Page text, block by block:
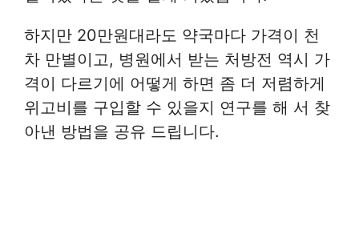
하지만 20만원대라도 약국마다 가격이 천
차 만별이고, 병원에서 받는 처방전 역시 가
격이 다르기에 어떻게 하면 좀 더 저렴하게
위고비를 구입할 수 있을지 연구를 해 서 찾
아낸 방법을 공유 드립니다.